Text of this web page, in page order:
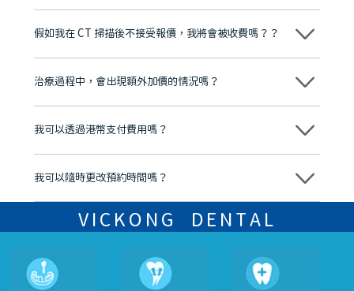
維港口腔踐行「醫道濟世」的大學校訓，各分院匯聚來自香港、內地的
牌」、「2025香港企業領袖品牌」，是諾貝爾種植系統全球放心植牙中
至今已服務超過三十個國家和地區的顧客，受到粵港澳大灣區及周邊城
市市民極高的口碑評價及信任推薦 珠海、深圳設有八大分院，香港亦設
有咨詢及服務保障中心，有任何問題都可以隨時預約免費咨詢，讓人十
假如我在 CT 掃描後不接受報價，我將會被收費嗎？？
不會！只要未開始實際服務之前，你不會被收取任何費用。
治療過程中，會出現額外加價的情況嗎？
不會，治療前我們會詳細說明治療方案及對應的價錢，顧客同意並簽字
我可以透過港幣支付費用嗎？
可以。維港口腔會按照當日匯率轉算收取費用，而匯率會及時告知客人
我可以隨時更改預約時間嗎？
可以，請盡早通過wechat或whatsapp聯絡我們，告知我們你原本預約
的時間及資料，並且重新預約的日期及時段
VICKONG DENTAL